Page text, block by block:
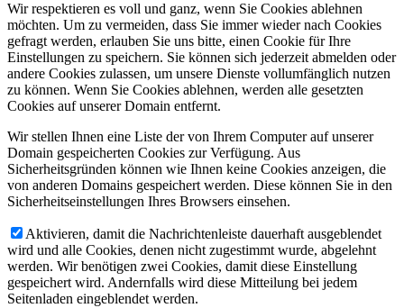
Wir respektieren es voll und ganz, wenn Sie Cookies ablehnen
möchten. Um zu vermeiden, dass Sie immer wieder nach Cookies
gefragt werden, erlauben Sie uns bitte, einen Cookie für Ihre
Einstellungen zu speichern. Sie können sich jederzeit abmelden oder
andere Cookies zulassen, um unsere Dienste vollumfänglich nutzen
zu können. Wenn Sie Cookies ablehnen, werden alle gesetzten
Cookies auf unserer Domain entfernt.
Wir stellen Ihnen eine Liste der von Ihrem Computer auf unserer
Domain gespeicherten Cookies zur Verfügung. Aus
Sicherheitsgründen können wie Ihnen keine Cookies anzeigen, die
von anderen Domains gespeichert werden. Diese können Sie in den
Sicherheitseinstellungen Ihres Browsers einsehen.
Aktivieren, damit die Nachrichtenleiste dauerhaft ausgeblendet
wird und alle Cookies, denen nicht zugestimmt wurde, abgelehnt
werden. Wir benötigen zwei Cookies, damit diese Einstellung
gespeichert wird. Andernfalls wird diese Mitteilung bei jedem
Seitenladen eingeblendet werden.